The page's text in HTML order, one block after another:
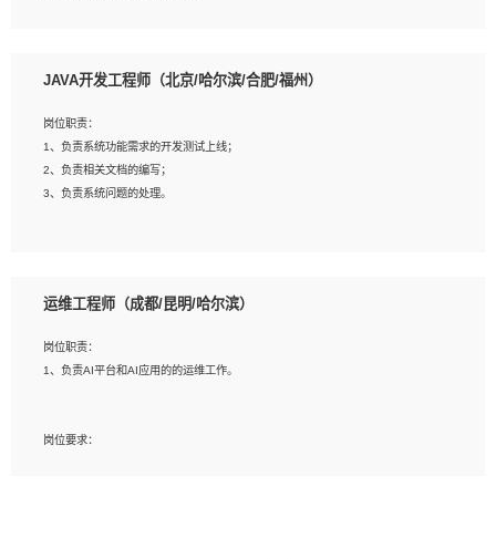
岗位要求：
2、精通linux命令。
3、熟悉oracle、mysql 数据库。
4、善于沟通，具有良好的团队合作精神和协作能力。
5、必须有实际的生产环境系统维护经验。
JAVA开发工程师（北京/哈尔滨/合肥/福州）
岗位职责：
1、负责系统功能需求的开发测试上线；
2、负责相关文档的编写；
3、负责系统问题的处理。
2、熟悉linux命令；
4、熟练使用oracle、mysql进行开发；
5、熟悉流程开发如使用activiti；
运维工程师（成都/昆明/哈尔滨）
岗位职责：
1、负责AI平台和AI应用的的运维工作。
岗位要求：